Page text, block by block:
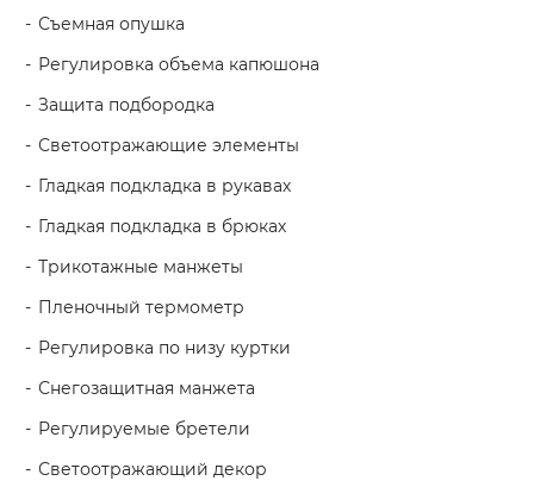
Съемная опушка
Регулировка объема капюшона
Защита подбородка
Светоотражающие элементы
Гладкая подкладка в рукавах
Гладкая подкладка в брюках
Трикотажные манжеты
Пленочный термометр
Регулировка по низу куртки
Снегозащитная манжета
Регулируемые бретели
Светоотражающий декор